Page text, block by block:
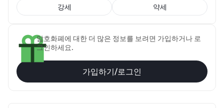
강세 약세
암호화폐에 대한 더 많은 정보를 보려면 가입하거나 로
그인하세요.
가입하기/로그인